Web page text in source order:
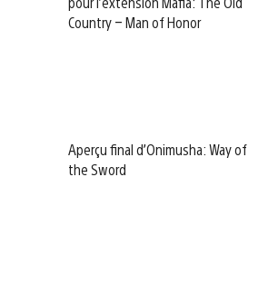
Country – Man of Honor
Aperçu final d’Onimusha: Way of
the Sword